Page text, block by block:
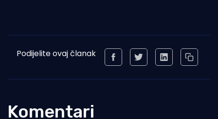
Podijelite ovaj članak
Komentari